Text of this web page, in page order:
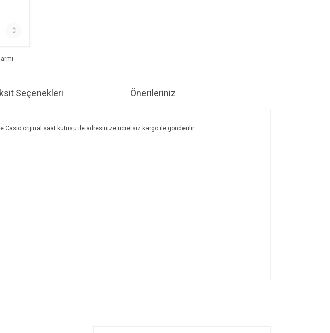
Seçenekleri Önerileriniz
Casio orijinal saat kutusu ile adresinize ücretsiz kargo ile gönderilir.